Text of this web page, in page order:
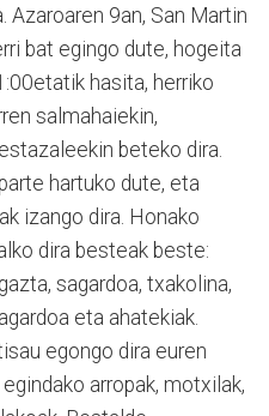
Azaroaren 9an, San Martin
bat egingo dute, hogeita
hasita, herriko
salmahaiekin,
beteko dira.
hartuko dute, eta
izango dira. Honako
dira besteak beste:
sagardoa, txakolina,
eta ahatekiak.
egongo dira euren
arropak, motxilak,